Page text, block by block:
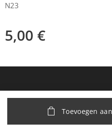
N23
5,00 €
Toevoegen